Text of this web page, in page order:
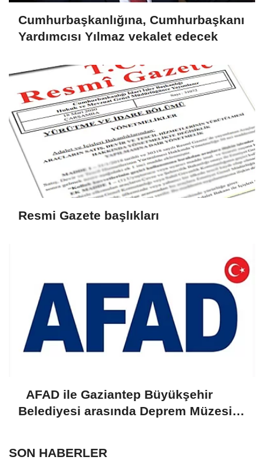
Cumhurbaşkanlığına, Cumhurbaşkanı
Yardımcısı Yılmaz vekalet edecek
Resmi Gazete başlıkları
AFAD ile Gaziantep Büyükşehir
Belediyesi arasında Deprem Müzesi
SON HABERLER